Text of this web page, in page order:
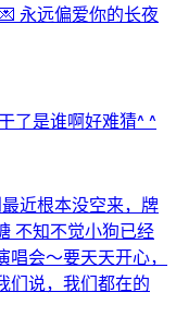
永远偏爱你的长夜
了是谁啊好难猜^ ^
近根本没空来，牌
不知不觉小狗已经
会～要天天开心，
们说，我们都在的